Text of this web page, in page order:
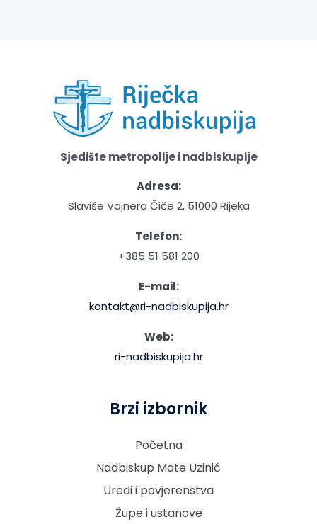
Sjedište metropolije i nadbiskupije
Adresa:
Slaviše Vajnera Čiče 2, 51000 Rijeka
Telefon:
+385 51 581 200
E-mail:
kontakt@ri-nadbiskupija.hr
Web:
ri-nadbiskupija.hr
Brzi izbornik
Početna
Nadbiskup Mate Uzinić
Uredi i povjerenstva
Župe i ustanove